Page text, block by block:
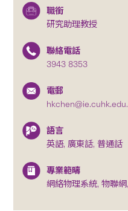
職銜
研究助理教授
聯絡電話
3943 8353
電郵
語言
英語, 廣東話, 普通話
專業範疇
網絡物理系統, 物聯